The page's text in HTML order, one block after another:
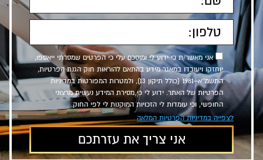
אני מאשר/ת כי ידוע לי ומוסכם עלי כי הפרטים שמסרתי ייאספו,
יוחזקו ויעובדו במאגר מידע בהתאם להוראות חוק הגנת הפרטיות,
התשמ״א–1981 (כולל תיקון 13), ולמטרות המפורטות במדיניות
הפרטיות של האתר. ידוע לי כי מסירת המידע נעשית מרצוני
החופשי, וכי עומדות לי הזכויות המוקנות לי לפי החוק.
לצפייה במדיניות הפרטיות המלאה